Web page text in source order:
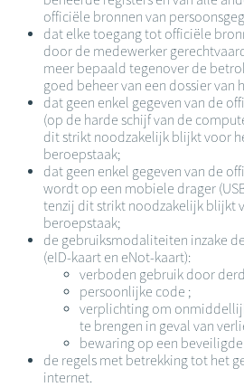
officiële bronnen van
dat elke toegang tot officiële
door de medewerker
meer bepaald tegenover de
goed beheer van een dossier van
dat geen enkel gegeven van de
(op de harde schijf van de
dit strikt noodzakelijk blijkt voor
beroepstaak;
dat geen enkel gegeven van de
wordt op een mobiele drager
tenzij dit strikt noodzakelijk blijkt
beroepstaak;
de gebruiksmodaliteiten inzake
(eID-kaart en eNot-kaart):
verboden gebruik door
persoonlijke code ;
verplichting om
te brengen in geval van
bewaring op een
de regels met betrekking tot het
internet.